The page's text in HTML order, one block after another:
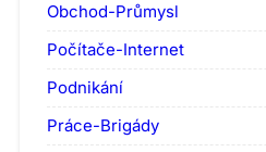
Obchod-Průmysl
Počítače-Internet
Podnikání
Práce-Brigády